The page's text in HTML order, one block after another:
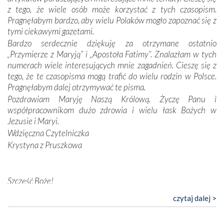
konieczności ciągłego zabiegania o własną duszę i o łaskę
Opatrzności. Wierność przynosi pomyślność –
przynajmniej w życiu duchowym. Odstępstwo owocuje
nieszczęściem i śmiercią. Te uniwersalne prawdy
przychodziły na myśl, gdy słuchaliśmy opowieści
przewodników o portugalskich monarchach i wodzach,
zwycięskich bitwach i nieszczęśliwych losach grzesznych
kochanków.
Byli tym razem pośród Apostołów Fatimy reprezentanci
każdego spośród żyjących pokoleń. Najmłodszy uczestnik
liczył sobie 13 lat, zaś senior, pan Zdzisław – już 94.
Całe życie marzyłem, by tu przyjechać
rozmowie.
bez obecności duszpasterza – księdza Krzysztofa.
wysłuchania Mszy Świętej, dawał on wyrazy swej
z tego, że wiele osób może korzystać z tych czasopism.
Pragnęłabym bardzo, aby wielu Polaków mogło zapoznać się z
tymi ciekawymi gazetami.
Bardzo serdecznie dziękuję za otrzymane ostatnio
„Przymierze z Maryją” i „Apostoła Fatimy”. Znalazłam w tych
numerach wiele interesujących mnie zagadnień. Cieszę się z
tego, że te czasopisma mogą trafić do wielu rodzin w Polsce.
Pragnęłabym dalej otrzymywać te pisma.
Pozdrawiam Maryję Naszą Królową. Życzę Panu i
współpracownikom dużo zdrowia i wielu łask Bożych w
Jezusie i Maryi.
Wdzięczna Czytelniczka
Krystyna z Pruszkowa
Szczęść Boże!
to pismo, które bardzo sobie cenię i szanuję. Redagujecie
czytaj dalej >